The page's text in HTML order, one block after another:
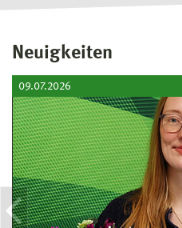
Neuigkeiten
09.07.2026